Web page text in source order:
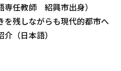
専任教師 紹興市出身）
を残しながらも現代的都市へ
（日本語）